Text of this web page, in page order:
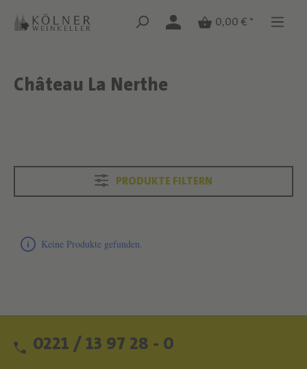
Zum Hauptinhalt springen
Zum Hauptinhalt springen
0,00 € *
Text überspringen
Château La Nerthe
Text überspringen
PRODUKTE FILTERN
Keine Produkte gefunden.
0221 / 13 97 28 - 0